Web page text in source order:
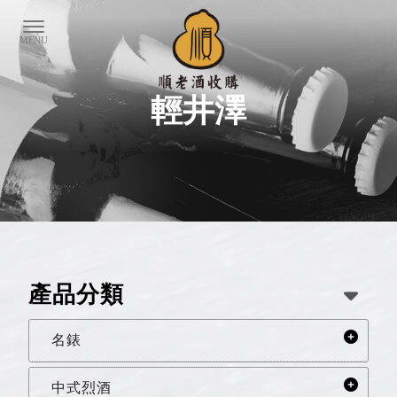
輕井澤
產品分類
名錶
中式烈酒